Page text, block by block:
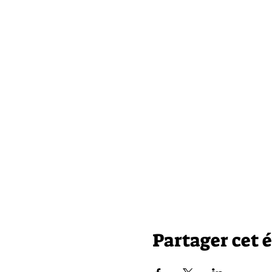
Partager cet